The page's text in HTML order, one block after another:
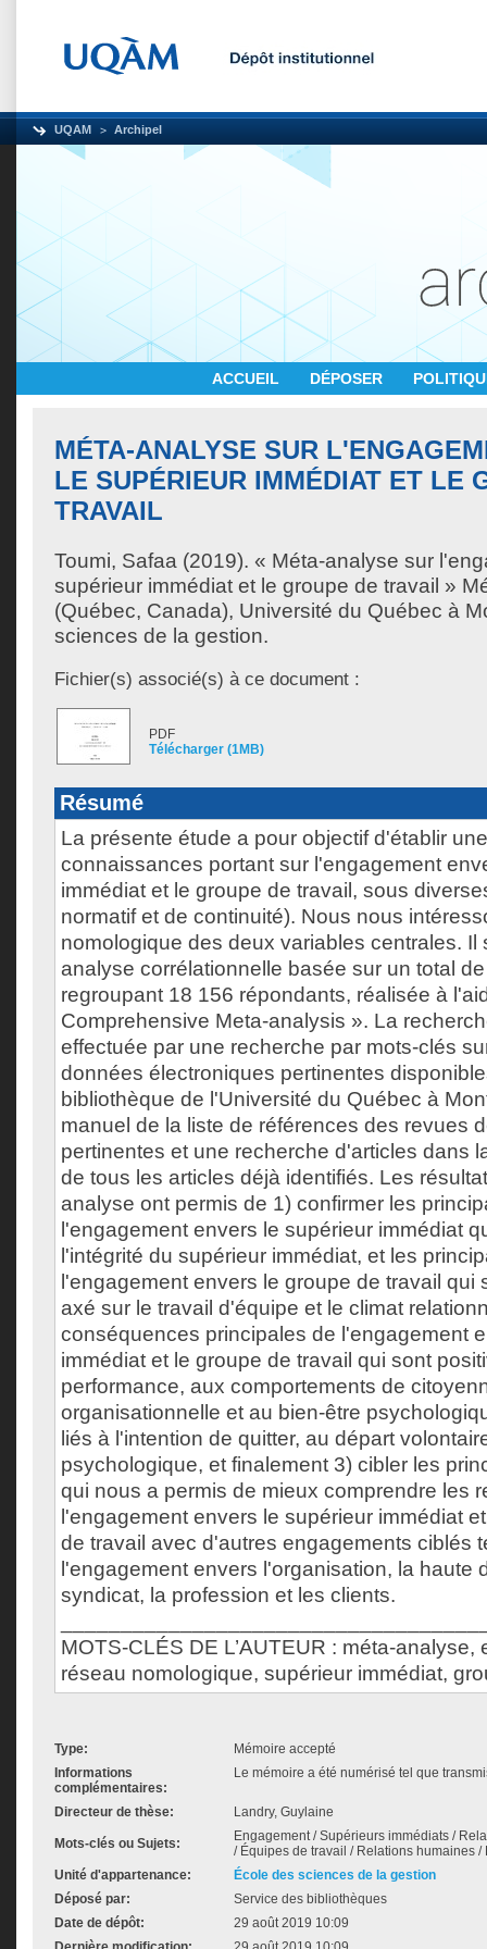
UQAM Archipel
ACCUEIL DÉPOSER
MÉTA-ANALYSE SUR
LE SUPÉRIEUR IMMÉDIAT ET LE
TRAVAIL
Toumi, Safaa (2019). « Méta-analyse sur
supérieur immédiat et le groupe de travail »
(Québec, Canada), Université du Québec à
sciences de la gestion.
Fichier(s) associé(s) à ce document :
PDF
Télécharger (1MB)
Résumé
La présente étude a pour objectif d'établir
connaissances portant sur l'engagement
immédiat et le groupe de travail, sous
normatif et de continuité). Nous nous
nomologique des deux variables centrales. Il
analyse corrélationnelle basée sur un total
regroupant 18 156 répondants, réalisée à
Comprehensive Meta-analysis ». La
effectuée par une recherche par mots-clés
données électroniques pertinentes
bibliothèque de l'Université du Québec à
manuel de la liste de références des revues
pertinentes et une recherche d'articles dans
de tous les articles déjà identifiés. Les
analyse ont permis de 1) confirmer les
l'engagement envers le supérieur immédiat
l'intégrité du supérieur immédiat, et les
l'engagement envers le groupe de travail qui
axé sur le travail d'équipe et le climat
conséquences principales de l'engagement
immédiat et le groupe de travail qui sont
performance, aux comportements de
organisationnelle et au bien-être
liés à l'intention de quitter, au départ
psychologique, et finalement 3) cibler les
qui nous a permis de mieux comprendre les
l'engagement envers le supérieur immédiat
de travail avec d'autres engagements ciblés
l'engagement envers l'organisation, la haute
syndicat, la profession et les clients.
MOTS-CLÉS DE L’AUTEUR : méta-analyse,
réseau nomologique, supérieur immédiat,
Type:
Mémoire accepté
Informations
complémentaires:
Le mémoire a été numérisé tel que
Directeur de thèse: Landry, Guylaine
Mots-clés ou Sujets:
Engagement / Supérieurs immédiats /
/ Équipes de travail / Relations humaines /
Unité d'appartenance:
École des sciences de la gestion
Déposé par:
Service des bibliothèques
Date de dépôt:
29 août 2019 10:09